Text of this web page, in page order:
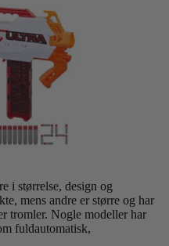
i størrelse, design og
mens andre er større og har
tromler. Nogle modeller har
fuldautomatisk,